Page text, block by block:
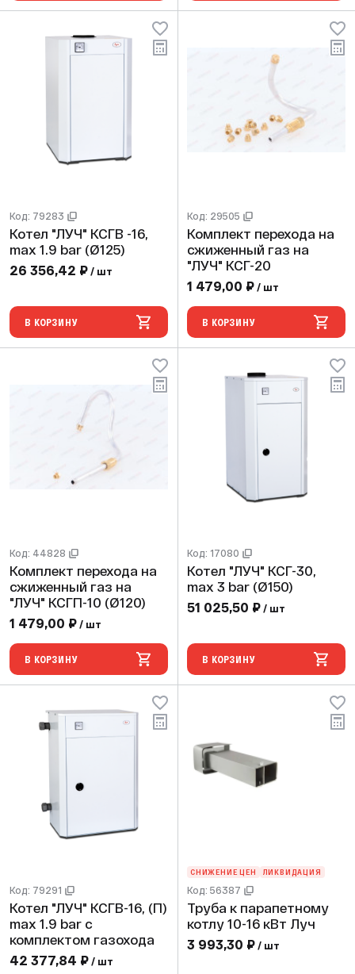
Код: 79283
Котел "ЛУЧ" КСГВ -16,
max 1.9 bar (Ø125)
26 356,42 ₽ / шт
В КОРЗИНУ
Код: 29505
Комплект перехода на
сжиженный газ на
"ЛУЧ" КСГ-20
1 479,00 ₽ / шт
В КОРЗИНУ
Код: 44828
Комплект перехода на
сжиженный газ на
"ЛУЧ" КСГП-10 (Ø120)
1 479,00 ₽ / шт
В КОРЗИНУ
Код: 17080
Котел "ЛУЧ" КСГ-30,
max 3 bar (Ø150)
51 025,50 ₽ / шт
В КОРЗИНУ
Код: 79291
Котел "ЛУЧ" КСГВ-16, (П)
max 1.9 bar с
комплектом газохода
42 377,84 ₽ / шт
СНИЖЕНИЕ ЦЕН ЛИКВИДАЦИЯ
Код: 56387
Труба к парапетному
котлу 10-16 кВт Луч
3 993,30 ₽ / шт